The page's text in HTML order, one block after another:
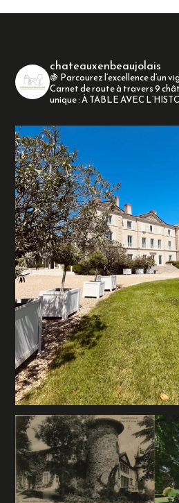
chateauxenbeaujolais
🍇 Parcourez l’excellence d’un
Carnet de route à travers 9
unique : À TABLE AVEC